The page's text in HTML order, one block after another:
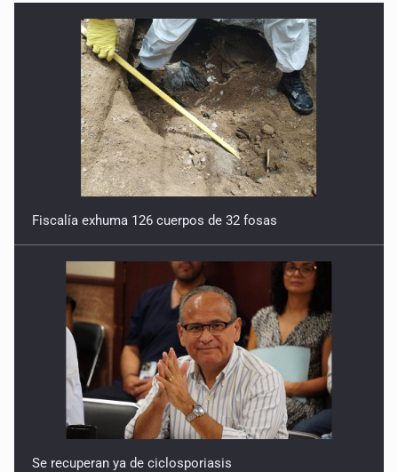
Fiscalía exhuma 126 cuerpos de 32 fosas
Se recuperan ya de ciclosporiasis